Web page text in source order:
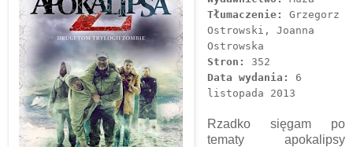
Tłumaczenie:
Grzegorz
Ostrowski, Joanna
Ostrowska
Stron:
352
Data wydania:
6
listopada 2013
Rzadko sięgam po
tematy apokalipsy